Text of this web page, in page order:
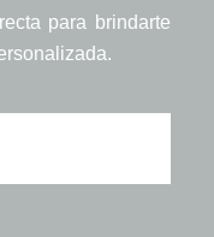
para brindarte